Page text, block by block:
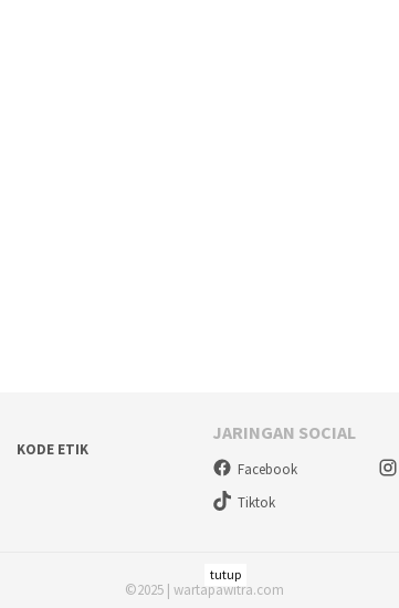
KODE ETIK
JARINGAN SOCIAL
Facebook
Tiktok
©2025 | wartapawitra.com
tutup